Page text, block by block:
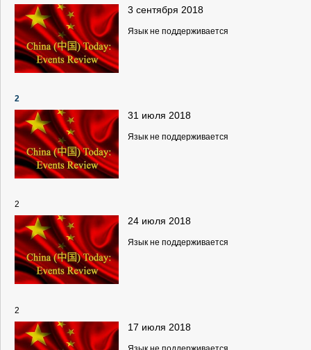
3 сентября 2018
Язык не поддерживается
2
31 июля 2018
Язык не поддерживается
2
24 июля 2018
Язык не поддерживается
2
17 июля 2018